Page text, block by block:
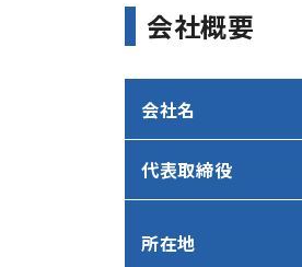
会社概要
会社名
代表取締役
所在地